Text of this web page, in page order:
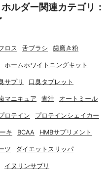
ルダー関連カテゴリ：
ロス 舌ブラシ 歯磨き粉
ホームホワイトニングキット
サプリ 口臭タブレット
マニキュア 青汁 オートミール
ロテイン プロテインシェイカー
キ BCAA HMBサプリメント
ツ ダイエットスリッパ
イヌリンサプリ